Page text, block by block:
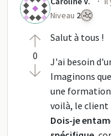
0
Niveau 2
Salut à tous !
J'ai besoin
Imaginons
une formation
voilà, le client
Dois-je